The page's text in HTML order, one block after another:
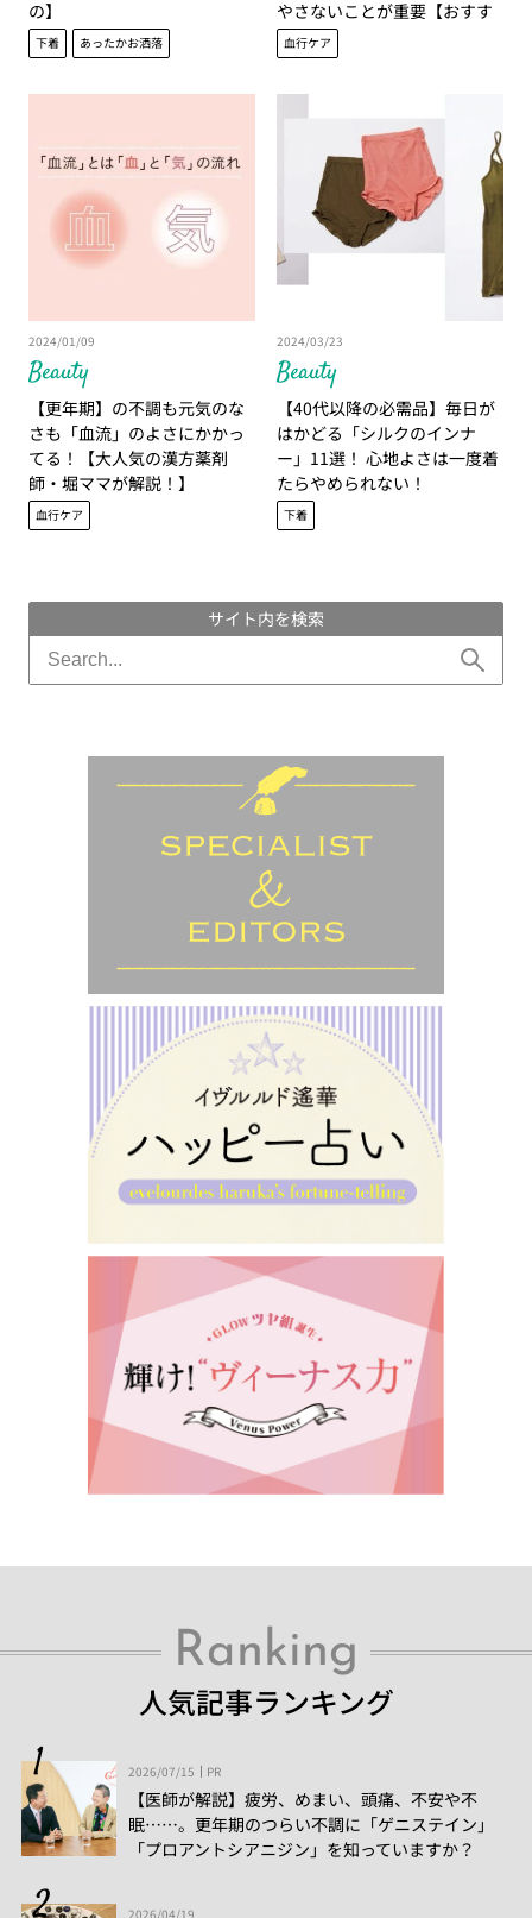
の】
下着 あったかお洒落
やさないことが重要【おすす
めぽかぽかアイテムも】
血行ケア
Beauty
2024/01/09
【更年期】の不調も元気のな
さも「血流」のよさにかかっ
てる！【大人気の漢方薬剤
師・堀ママが解説！】
血行ケア
Beauty
2024/03/23
【40代以降の必需品】毎日が
はかどる「シルクのインナ
ー」11選！ 心地よさは一度着
たらやめられない！
下着
サイト内を検索
Ranking
人気記事ランキング
2026/07/15 PR
【医師が解説】疲労、めまい、頭痛、不安や不
眠……。更年期のつらい不調に「ゲニステイン」
「プロアントシアニジン」を知っていますか？
2026/04/19